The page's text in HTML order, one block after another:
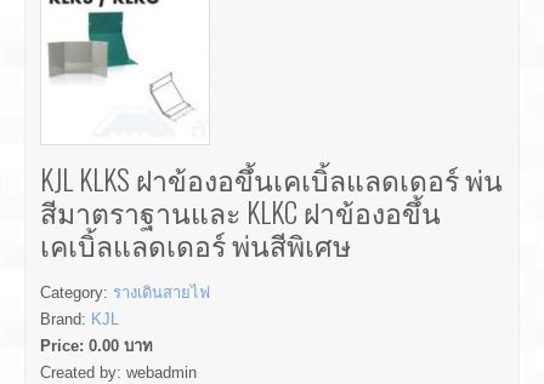
KJL KLKS ฝาข้องอขึ้นเคเบิ้ลแลดเดอร์ พ่น
สีมาตราฐานและ KLKC ฝาข้องอขึ้น
เคเบิ้ลแลดเดอร์ พ่นสีพิเศษ
Category: รางเดินสายไฟ
Brand: KJL
Price: 0.00 บาท
Created by: webadmin